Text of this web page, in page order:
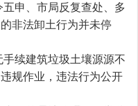
申、市局反复查处、多
非法卸土行为并未停
续建筑垃圾土壤源源不
规作业，违法行为公开